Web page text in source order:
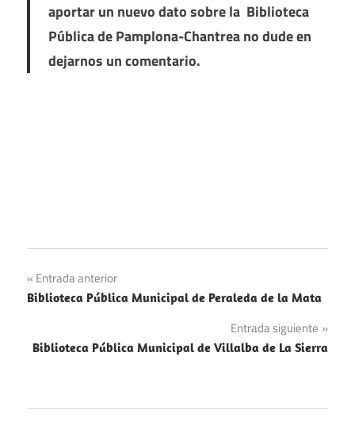
aportar un nuevo dato sobre la Biblioteca
Pública de Pamplona-Chantrea no dude en
dejarnos un comentario.
Navegación
de
entradas
Entrada anterior
Biblioteca Pública Municipal de Peraleda de la Mata
Entrada siguiente
Biblioteca Pública Municipal de Villalba de La Sierra